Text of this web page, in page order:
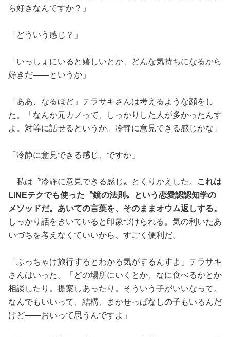
ら好きなんですか？」
「どういう感じ？」
「いっしょにいると嬉しいとか、どんな気持ちになるから
好きだ——というか」
「ああ、なるほど」テラサキさんは考えるような顔をし
た。「なんか元カノって、しっかりした人が多かったんす
よ。対等に話せるというか。冷静に意見できる感じかな」
「冷静に意見できる感じ、ですか」
私は〝冷静に意見できる感じ〟とくりかえした。
これは
LINEテクでも使った〝鏡の法則〟という恋愛認認知学の
メソッドだ。あいての言葉を、そのままオウム返しする。
しっかり話をきいていると印象づけられる。気の利いたあ
いづちを考えなくていいから、すごく便利だ。
「ぶっちゃけ旅行するとわかる気がするんすよ」テラサキ
さんはいった。「どの場所にいくとか、なに食べるかとか
相談したり。提案しあったり。そういう子がいいなって。
なんでもいいって、結構、まかせっぱなしの子もいるんだ
けど——おいって思うんですよ」